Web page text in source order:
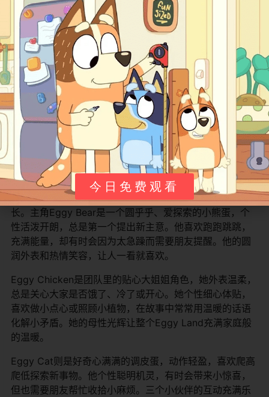
大量免费或部分内容更新，包括完整冒险故事和单独歌曲
视频。频道定期上传新集，方便没有Netflix订阅的家庭。
部分数字平台偶尔提供额外下载，但最完整和清晰的还是
Netflix和YouTube组合。无论手机、平板还是电视，画面
都保持清晰明亮，声音效果温暖舒适。平台家长控制功能
完善，家长可以安心设置观看时长。
角色与故事
《The Eggies》的故事以三个蛋形小伙伴在Eggy Land的
日常生活和冒险为主线。他们像真正的好朋友一样，一起
面对小挑战，一起庆祝小胜利，通过每一次经历慢慢成
长。主角Eggy Bear是一个圆乎乎、爱探索的小熊蛋，个
性活泼开朗，总是第一个提出新主意。他喜欢跑跑跳跳，
充满能量，却有时会因为太急躁而需要朋友提醒。他的圆
润外表和热情笑容，让人一看就喜欢。
Eggy Chicken是团队里的贴心大姐姐角色，她外表温柔，
总是关心大家是否饿了、冷了或开心。她个性细心体贴，
喜欢做小点心或照顾小植物，在故事中常常用温暖的话语
化解小矛盾。她的母性光辉让整个Eggy Land充满家庭般
的温暖。
Eggy Cat则是好奇心满满的调皮蛋，动作轻盈，喜欢爬高
爬低探索新事物。他个性聪明机灵，有时会带来小惊喜，
但也需要朋友帮忙收拾小麻烦。三个小伙伴的互动充满乐
今日免费观看